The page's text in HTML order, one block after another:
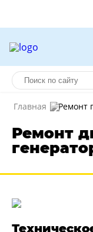
Главная Ремонт
Ремонт